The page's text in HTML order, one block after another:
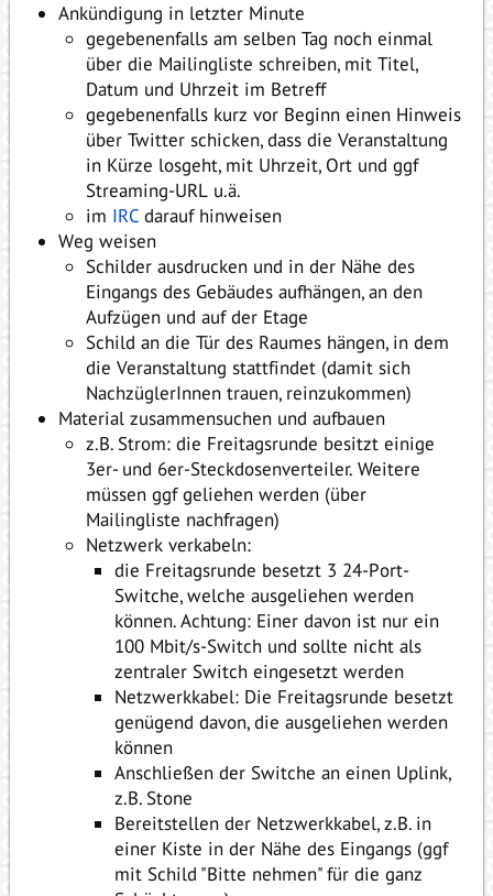
Ankündigung in letzter Minute
gegebenenfalls am selben Tag noch einmal
über die Mailingliste schreiben, mit Titel,
Datum und Uhrzeit im Betreff
gegebenenfalls kurz vor Beginn einen Hinweis
über Twitter schicken, dass die Veranstaltung
in Kürze losgeht, mit Uhrzeit, Ort und ggf
Streaming-URL u.ä.
im IRC darauf hinweisen
Weg weisen
Schilder ausdrucken und in der Nähe des
Eingangs des Gebäudes aufhängen, an den
Aufzügen und auf der Etage
Schild an die Tür des Raumes hängen, in dem
die Veranstaltung stattfindet (damit sich
NachzüglerInnen trauen, reinzukommen)
Material zusammensuchen und aufbauen
z.B. Strom: die Freitagsrunde besitzt einige
3er- und 6er-Steckdosenverteiler. Weitere
müssen ggf geliehen werden (über
Mailingliste nachfragen)
Netzwerk verkabeln:
die Freitagsrunde besetzt 3 24-Port-
Switche, welche ausgeliehen werden
können. Achtung: Einer davon ist nur ein
100 Mbit/s-Switch und sollte nicht als
zentraler Switch eingesetzt werden
Netzwerkkabel: Die Freitagsrunde besetzt
genügend davon, die ausgeliehen werden
können
Anschließen der Switche an einen Uplink,
z.B. Stone
Bereitstellen der Netzwerkkabel, z.B. in
einer Kiste in der Nähe des Eingangs (ggf
mit Schild "Bitte nehmen" für die ganz